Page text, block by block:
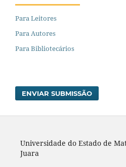
Para Leitores
Para Autores
Para Bibliotecários
ENVIAR SUBMISSÃO
Universidade do Estado de
Juara